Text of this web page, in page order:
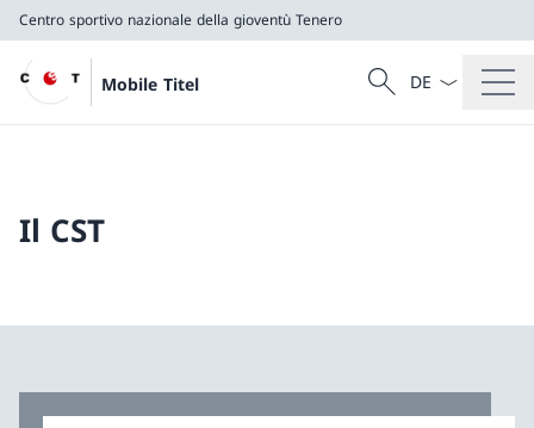
Centro sportivo nazionale della gioventù Tenero
Mobile Titel
Cercare
Ricerca
Dal menu a
Il CST